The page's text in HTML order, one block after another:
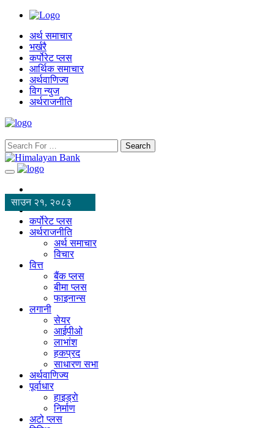
अर्थ समाचार
भर्खरै
कर्पोरेट प्लस
आर्थिक समाचार
अर्थवाणिज्य
विग न्युज
अर्थराजनीति
Search
साउन २१, २०८३
कर्पोरेट प्लस
अर्थराजनीति
अर्थ समाचार
विचार
वित्त
बैंक प्लस
बीमा प्लस
फाइनान्स
लगानी
सेयर
आईपीओ
लाभांश
हकप्रद
साधारण सभा
अर्थवाणिज्य
पूर्वाधार
हाइड्राे
निर्माण
अटो प्लस